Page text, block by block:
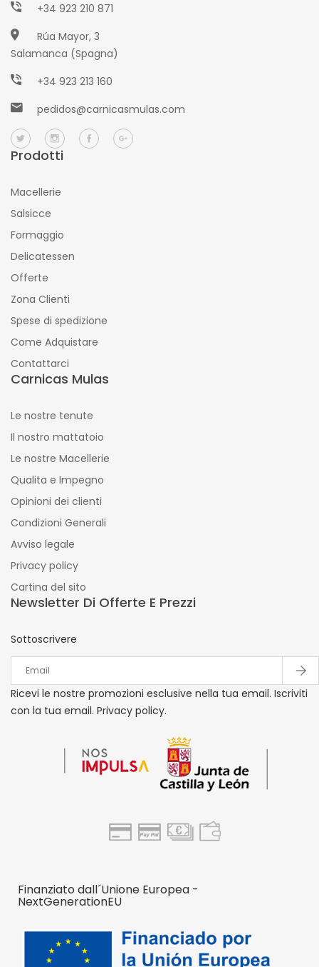
+34 923 210 871
Rúa Mayor, 3
Salamanca (Spagna)
+34 923 213 160
pedidos@carnicasmulas.com
Prodotti
Macellerie
Salsicce
Formaggio
Delicatessen
Offerte
Zona Clienti
Spese di spedizione
Come Adquistare
Contattarci
Carnicas Mulas
Le nostre tenute
Il nostro mattatoio
Le nostre Macellerie
Qualita e Impegno
Opinioni dei clienti
Condizioni Generali
Avviso legale
Privacy policy
Cartina del sito
Newsletter Di Offerte E Prezzi
Sottoscrivere
Ricevi le nostre promozioni esclusive nella tua email. Iscriviti
con la tua email. Privacy policy.
Finanziato dall´Unione Europea -
NextGenerationEU